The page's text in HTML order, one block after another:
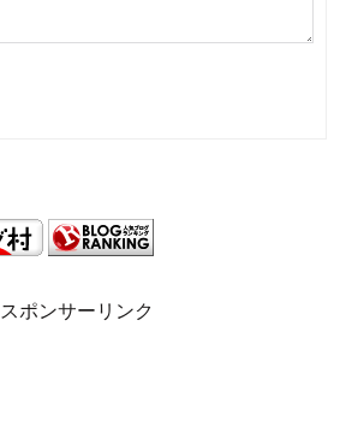
スポンサーリンク